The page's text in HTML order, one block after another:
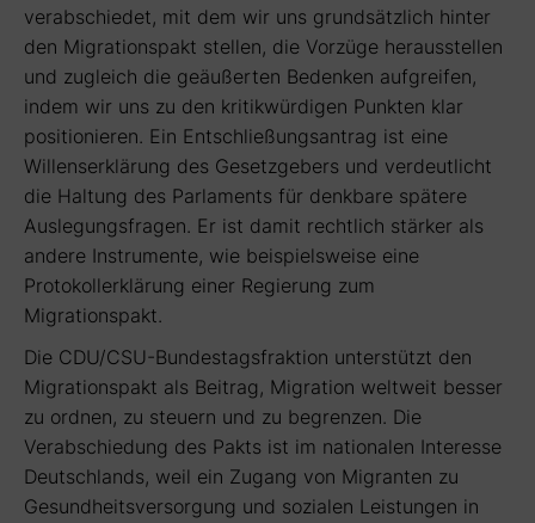
verabschiedet, mit dem wir uns grundsätzlich hinter
den Migrationspakt stellen, die Vorzüge herausstellen
und zugleich die geäußerten Bedenken aufgreifen,
indem wir uns zu den kritikwürdigen Punkten klar
positionieren. Ein Entschließungsantrag ist eine
Willenserklärung des Gesetzgebers und verdeutlicht
die Haltung des Parlaments für denkbare spätere
Auslegungsfragen. Er ist damit rechtlich stärker als
andere Instrumente, wie beispielsweise eine
Protokollerklärung einer Regierung zum
Migrationspakt.
Die CDU/CSU-Bundestagsfraktion unterstützt den
Migrationspakt als Beitrag, Migration weltweit besser
zu ordnen, zu steuern und zu begrenzen. Die
Verabschiedung des Pakts ist im nationalen Interesse
Deutschlands, weil ein Zugang von Migranten zu
Gesundheitsversorgung und sozialen Leistungen in